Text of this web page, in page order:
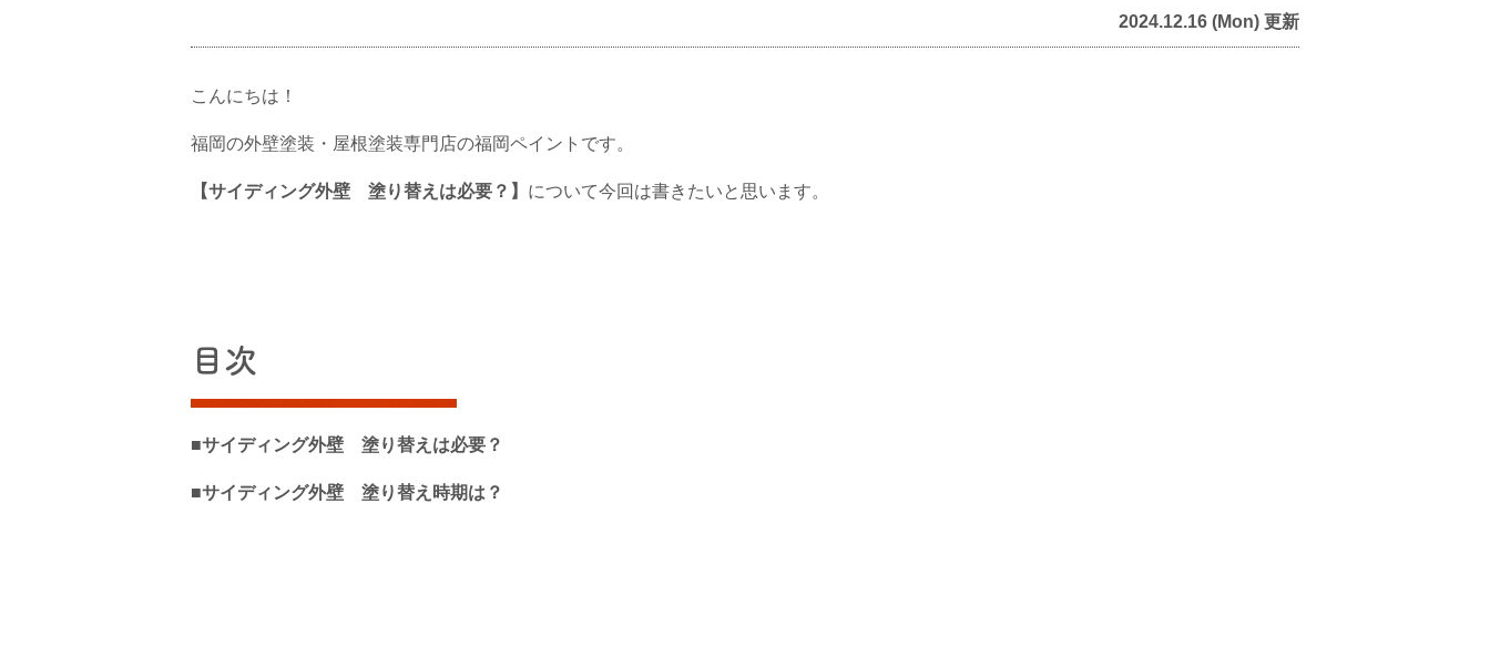
2024.12.16 (Mon) 更新
こんにちは！
福岡の外壁塗装・屋根塗装専門店の福岡ペイントです。
【サイディング外壁 塗り替えは必要？】 について今回は書きたいと思います。
目次
■サイディング外壁 塗り替えは必要？
■サイディング外壁 塗り替え時期は？